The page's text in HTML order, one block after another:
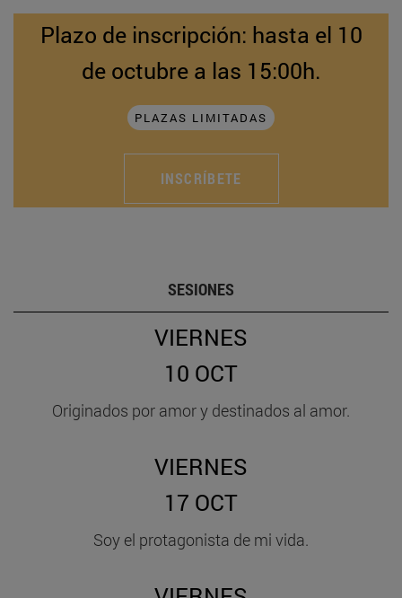
Plazo de inscripción: hasta el 10
de octubre a las 15:00h.
PLAZAS LIMITADAS
INSCRÍBETE
SESIONES
VIERNES
10 OCT
Originados por amor y destinados al amor.
VIERNES
17 OCT
Soy el protagonista de mi vida.